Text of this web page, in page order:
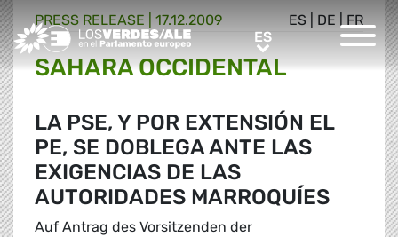
Greens/EFA Home ESES
ES DE FR
PRESS RELEASE | 17.12.2009
SAHARA OCCIDENTAL
LA PSE, Y POR EXTENSIÓN EL
PE, SE DOBLEGA ANTE LAS
EXIGENCIAS DE LAS
AUTORIDADES MARROQUÍES
Auf Antrag des Vorsitzenden der